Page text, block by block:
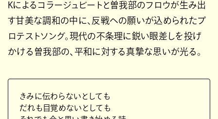
Kによるコラージュビートと曽我部のフロウが生み出
す甘美な調和の中に、反戦への願いが込められたプ
ロテストソング。現代の不条理に鋭い眼差しを投げ
かける曽我部の、平和に対する真摯な思いが光る。
きみに伝わらないとしても
だれも目覚めないとしても